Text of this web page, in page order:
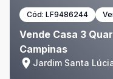
Cód: LF9486244
Vende Casa 3
Campinas
Jardim Santa